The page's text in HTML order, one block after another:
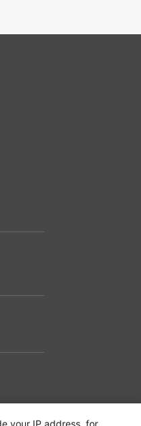
your IP address, for